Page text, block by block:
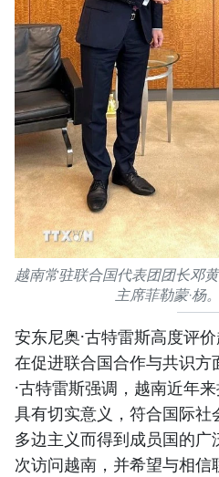
越南常驻联合国代表团团长邓
主席菲勒蒙·杨
安东尼奥·古特雷斯高度评
在促进联合国合作与共识
·古特雷斯强调，越南近年
具有切实意义，符合国际
多边主义而得到成员国的
次访问越南，并希望与相